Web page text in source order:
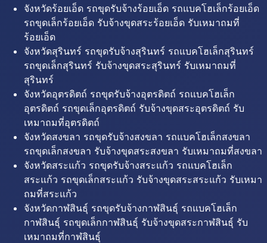
จังหวัดร้อยเอ็ด รถขุดรับจ้างร้อยเอ็ด รถแบคโฮเล็กร้อยเอ็ด
รถขุดเล็กร้อยเอ็ด รับจ้างขุดสระร้อยเอ็ด รับเหมาถมที่
ร้อยเอ็ด
จังหวัดสุรินทร์ รถขุดรับจ้างสุรินทร์ รถแบคโฮเล็กสุรินทร์
รถขุดเล็กสุรินทร์ รับจ้างขุดสระสุรินทร์ รับเหมาถมที่
สุรินทร์
จังหวัดอุตรดิตถ์ รถขุดรับจ้างอุตรดิตถ์ รถแบคโฮเล็ก
อุตรดิตถ์ รถขุดเล็กอุตรดิตถ์ รับจ้างขุดสระอุตรดิตถ์ รับ
เหมาถมที่อุตรดิตถ์
จังหวัดสงขลา รถขุดรับจ้างสงขลา รถแบคโฮเล็กสงขลา
รถขุดเล็กสงขลา รับจ้างขุดสระสงขลา รับเหมาถมที่สงขลา
จังหวัดสระแก้ว รถขุดรับจ้างสระแก้ว รถแบคโฮเล็ก
สระแก้ว รถขุดเล็กสระแก้ว รับจ้างขุดสระสระแก้ว รับเหมา
ถมที่สระแก้ว
จังหวัดกาฬสินธุ์ รถขุดรับจ้างกาฬสินธุ์ รถแบคโฮเล็ก
กาฬสินธุ์ รถขุดเล็กกาฬสินธุ์ รับจ้างขุดสระกาฬสินธุ์ รับ
เหมาถมที่กาฬสินธุ์